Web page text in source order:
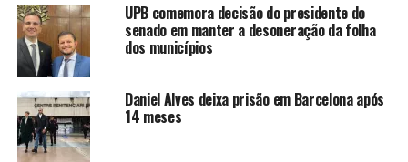
UPB comemora decisão do presidente do
senado em manter a desoneração da folha
dos municípios
Daniel Alves deixa prisão em Barcelona após
14 meses